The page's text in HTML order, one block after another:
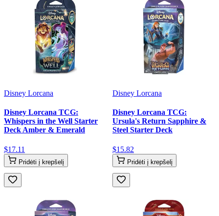
Disney Lorcana
Disney Lorcana TCG:
Whispers in the Well Starter
Deck Amber & Emerald
$17.11
Pridėti į krepšelį
Disney Lorcana
Disney Lorcana TCG:
Ursula's Return Sapphire &
Steel Starter Deck
$15.82
Pridėti į krepšelį